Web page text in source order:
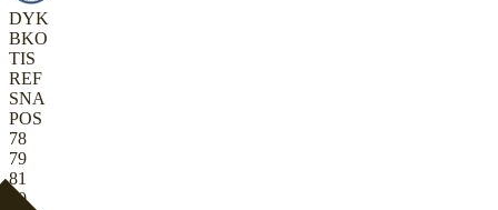
DYK
BKO
TIS
REF
SNA
POS
78
79
81
80